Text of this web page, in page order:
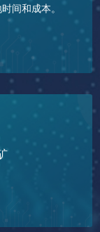
间和成本。